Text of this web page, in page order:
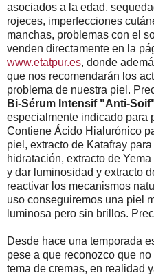
asociados a la edad,
rojeces, imperfecciones
manchas, problemas con el
venden directamente en la
www.etatpur.es, donde
que nos recomendarán los
problema de nuestra piel.
Bi-Sérum Intensif "Anti-
especialmente indicado para
Contiene Ácido Hialurónico
piel, extracto de Katafray
hidratación, extracto de
y dar luminosidad y extracto
reactivar los mecanismos
uso conseguiremos una piel
luminosa pero sin brillos.
Desde hace una temporada
pese a que reconozco que
tema de cremas, en realidad